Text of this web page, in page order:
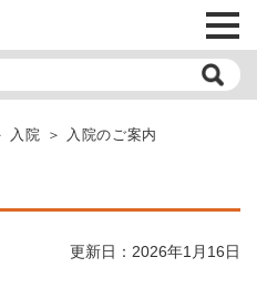
入院 入院のご案内
更新日：2026年1月16日